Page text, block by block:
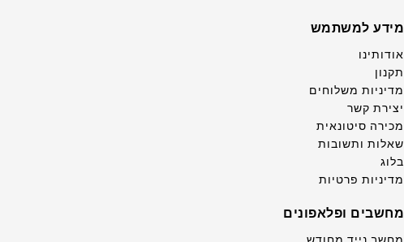
מידע למשתמש
אודותינו
תקנון
מדיניות משלוחים
יצירת קשר
מכירה סיטונאית
שאלות ותשובות
בלוג
מדיניות פרטיות
מחשבים ופלאפונים
מחשב נייד מחודש